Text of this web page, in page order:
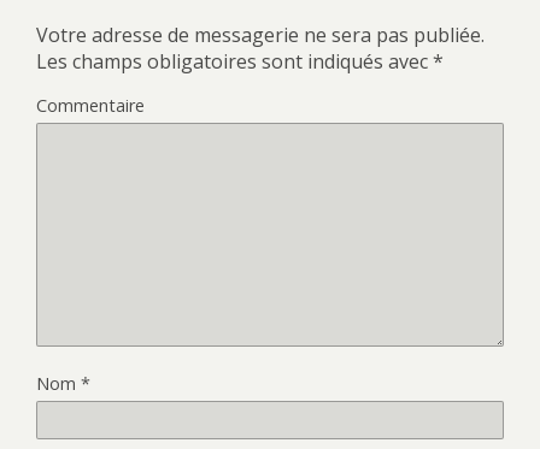
Votre adresse de messagerie ne sera pas publiée.
Les champs obligatoires sont indiqués avec*
Commentaire
Nom *